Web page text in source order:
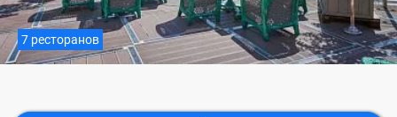
7 ресторанов